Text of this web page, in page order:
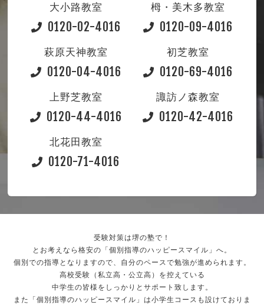
大小路教室
0120-02-4016
栂・美木多教室
0120-09-4016
萩原天神教室
0120-04-4016
初芝教室
0120-69-4016
上野芝教室
0120-44-4016
諏訪ノ森教室
0120-42-4016
北花田教室
0120-71-4016
受験対策は堺の塾で！
とお考えなら格安の「個別指導のハッピースマイル」へ。
個別での指導となりますので、自分のペースで勉強が進められます。
高校受験（私立高・公立高）を控えている
中学生の皆様をしっかりとサポート致します。
また「個別指導のハッピースマイル」は小学生コースも設けておりま